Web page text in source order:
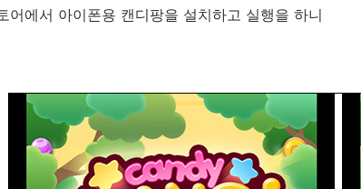
어에서 아이폰용 캔디팡을 설치하고 실행을 하니